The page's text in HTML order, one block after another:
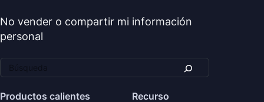
No vender o compartir mi información
personal
Productos calientes Recurso